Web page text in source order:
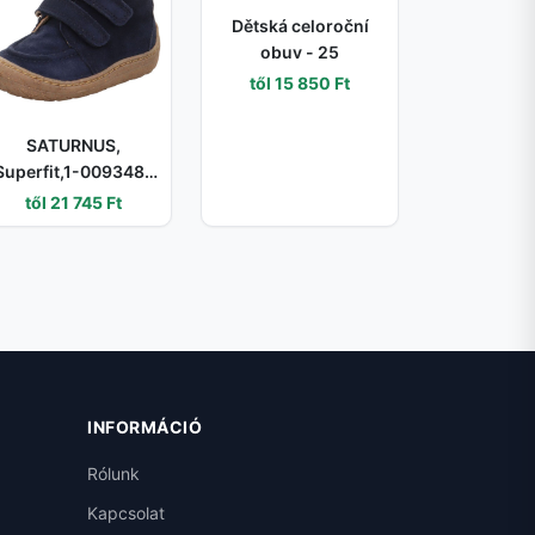
SATURNUS,
009348-
8000, sötétkék, fiú
egész szezonra
től 21 745 Ft
Dětská celoroční
obuv - 25
től 15 850 Ft
INFORMÁCIÓ
Rólunk
Kapcsolat